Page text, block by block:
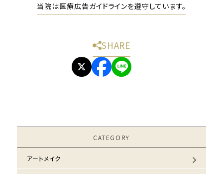
当院は医療広告ガイドラインを遵守しています。
SHARE
CATEGORY
アートメイク